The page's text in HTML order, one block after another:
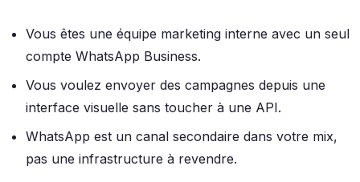
Vous êtes une équipe marketing interne avec un seul
compte WhatsApp Business.
Vous voulez envoyer des campagnes depuis une
interface visuelle sans toucher à une API.
WhatsApp est un canal secondaire dans votre mix,
pas une infrastructure à revendre.